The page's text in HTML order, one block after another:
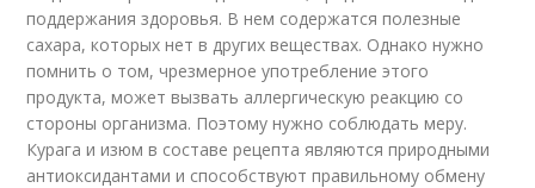
поддержания здоровья. В нем содержатся полезные
сахара, которых нет в других веществах. Однако нужно
помнить о том, чрезмерное употребление этого
продукта, может вызвать аллергическую реакцию со
стороны организма. Поэтому нужно соблюдать меру.
Курага и изюм в составе рецепта являются природными
антиоксидантами и способствуют правильному обмену